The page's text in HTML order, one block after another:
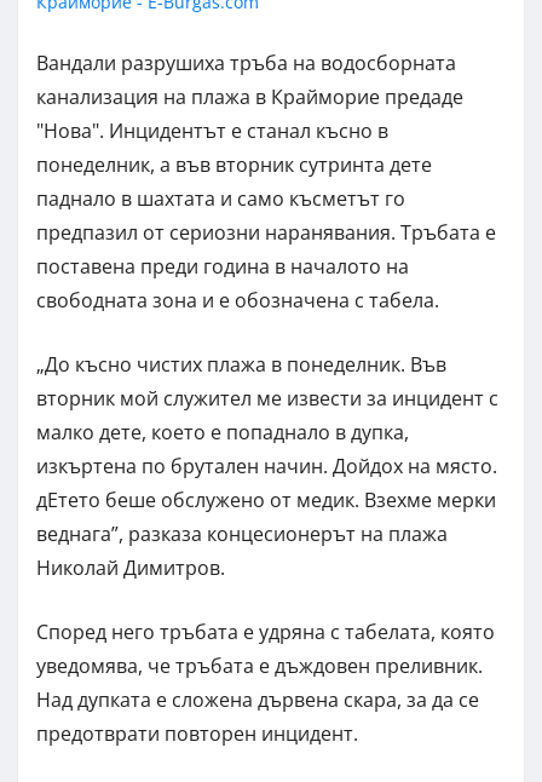
Вандали разрушиха тръба на водосборната
канализация на плажа в Крайморие предаде
"Нова". Инцидентът е станал късно в
понеделник, а във вторник сутринта дете
паднало в шахтата и само късметът го
предпазил от сериозни наранявания. Тръбата е
поставена преди година в началото на
свободната зона и е обозначена с табела.
„До късно чистих плажа в понеделник. Във
вторник мой служител ме извести за инцидент с
малко дете, което е попаднало в дупка,
изкъртена по брутален начин. Дойдох на място.
дЕтето беше обслужено от медик. Взехме мерки
веднага”, разказа концесионерът на плажа
Николай Димитров.
Според него тръбата е удряна с табелата, която
уведомява, че тръбата е дъждовен преливник.
Над дупката е сложена дървена скара, за да се
предотврати повторен инцидент.